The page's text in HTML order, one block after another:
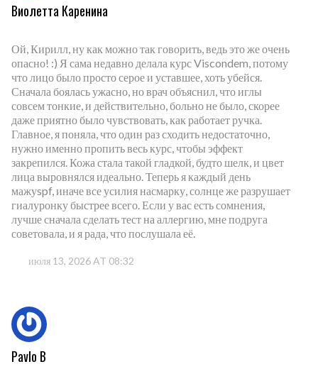
Виолетта Каренина
Ой, Кирилл, ну как можно так говорить, ведь это же очень
опасно! :) Я сама недавно делала курс Viscondem, потому
что лицо было просто серое и уставшее, хоть убейся.
Сначала боялась ужасно, но врач объяснил, что иглы
совсем тонкие, и действительно, больно не было, скорее
даже приятно было чувствовать, как работает ручка.
Главное, я поняла, что один раз сходить недостаточно,
нужно именно пропить весь курс, чтобы эффект
закрепился. Кожа стала такой гладкой, будто шелк, и цвет
лица выровнялся идеально. Теперь я каждый день
мажуspf, иначе все усилия насмарку, солнце же разрушает
гиалуронку быстрее всего. Если у вас есть сомнения,
лучше сначала сделать тест на аллергию, мне подруга
советовала, и я рада, что послушала её.
июля 13, 2026 AT 08:32
Pavlo B